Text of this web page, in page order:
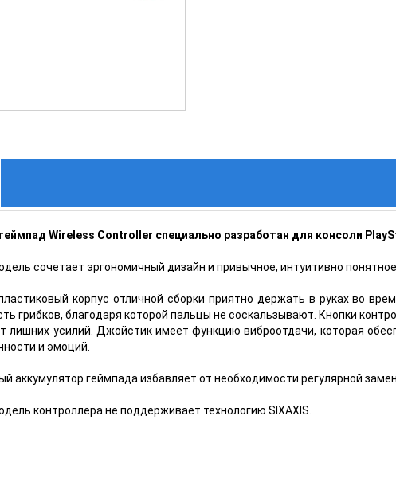
Wireless Controller специально разработан для консоли
сочетает эргономичный дизайн и привычное, интуитивно понятное
корпус отличной сборки приятно держать в руках во
грибков, благодаря которой пальцы не соскальзывают. Кнопки
лишних усилий. Джойстик имеет функцию виброотдачи, которая
и эмоций.
аккумулятор геймпада избавляет от необходимости регулярной
контроллера не поддерживает технологию SIXAXIS.